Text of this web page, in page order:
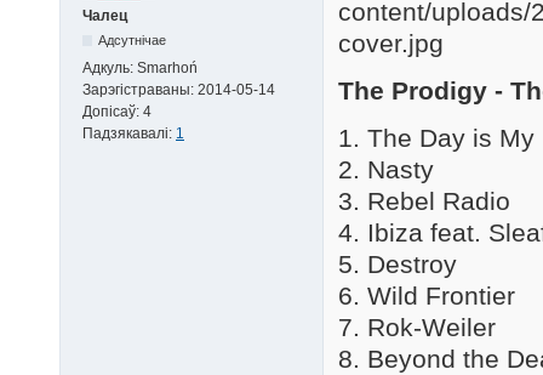
Чалец
Адсутнічае
Адкуль: Smarhoń
Зарэгістраваны: 2014-05-14
Допісаў: 4
Падзякавалі: 1
The Prodigy -
1. The Day is My
2. Nasty
3. Rebel Radio
4. Ibiza feat.
5. Destroy
6. Wild Frontier
7. Rok-Weiler
8. Beyond the